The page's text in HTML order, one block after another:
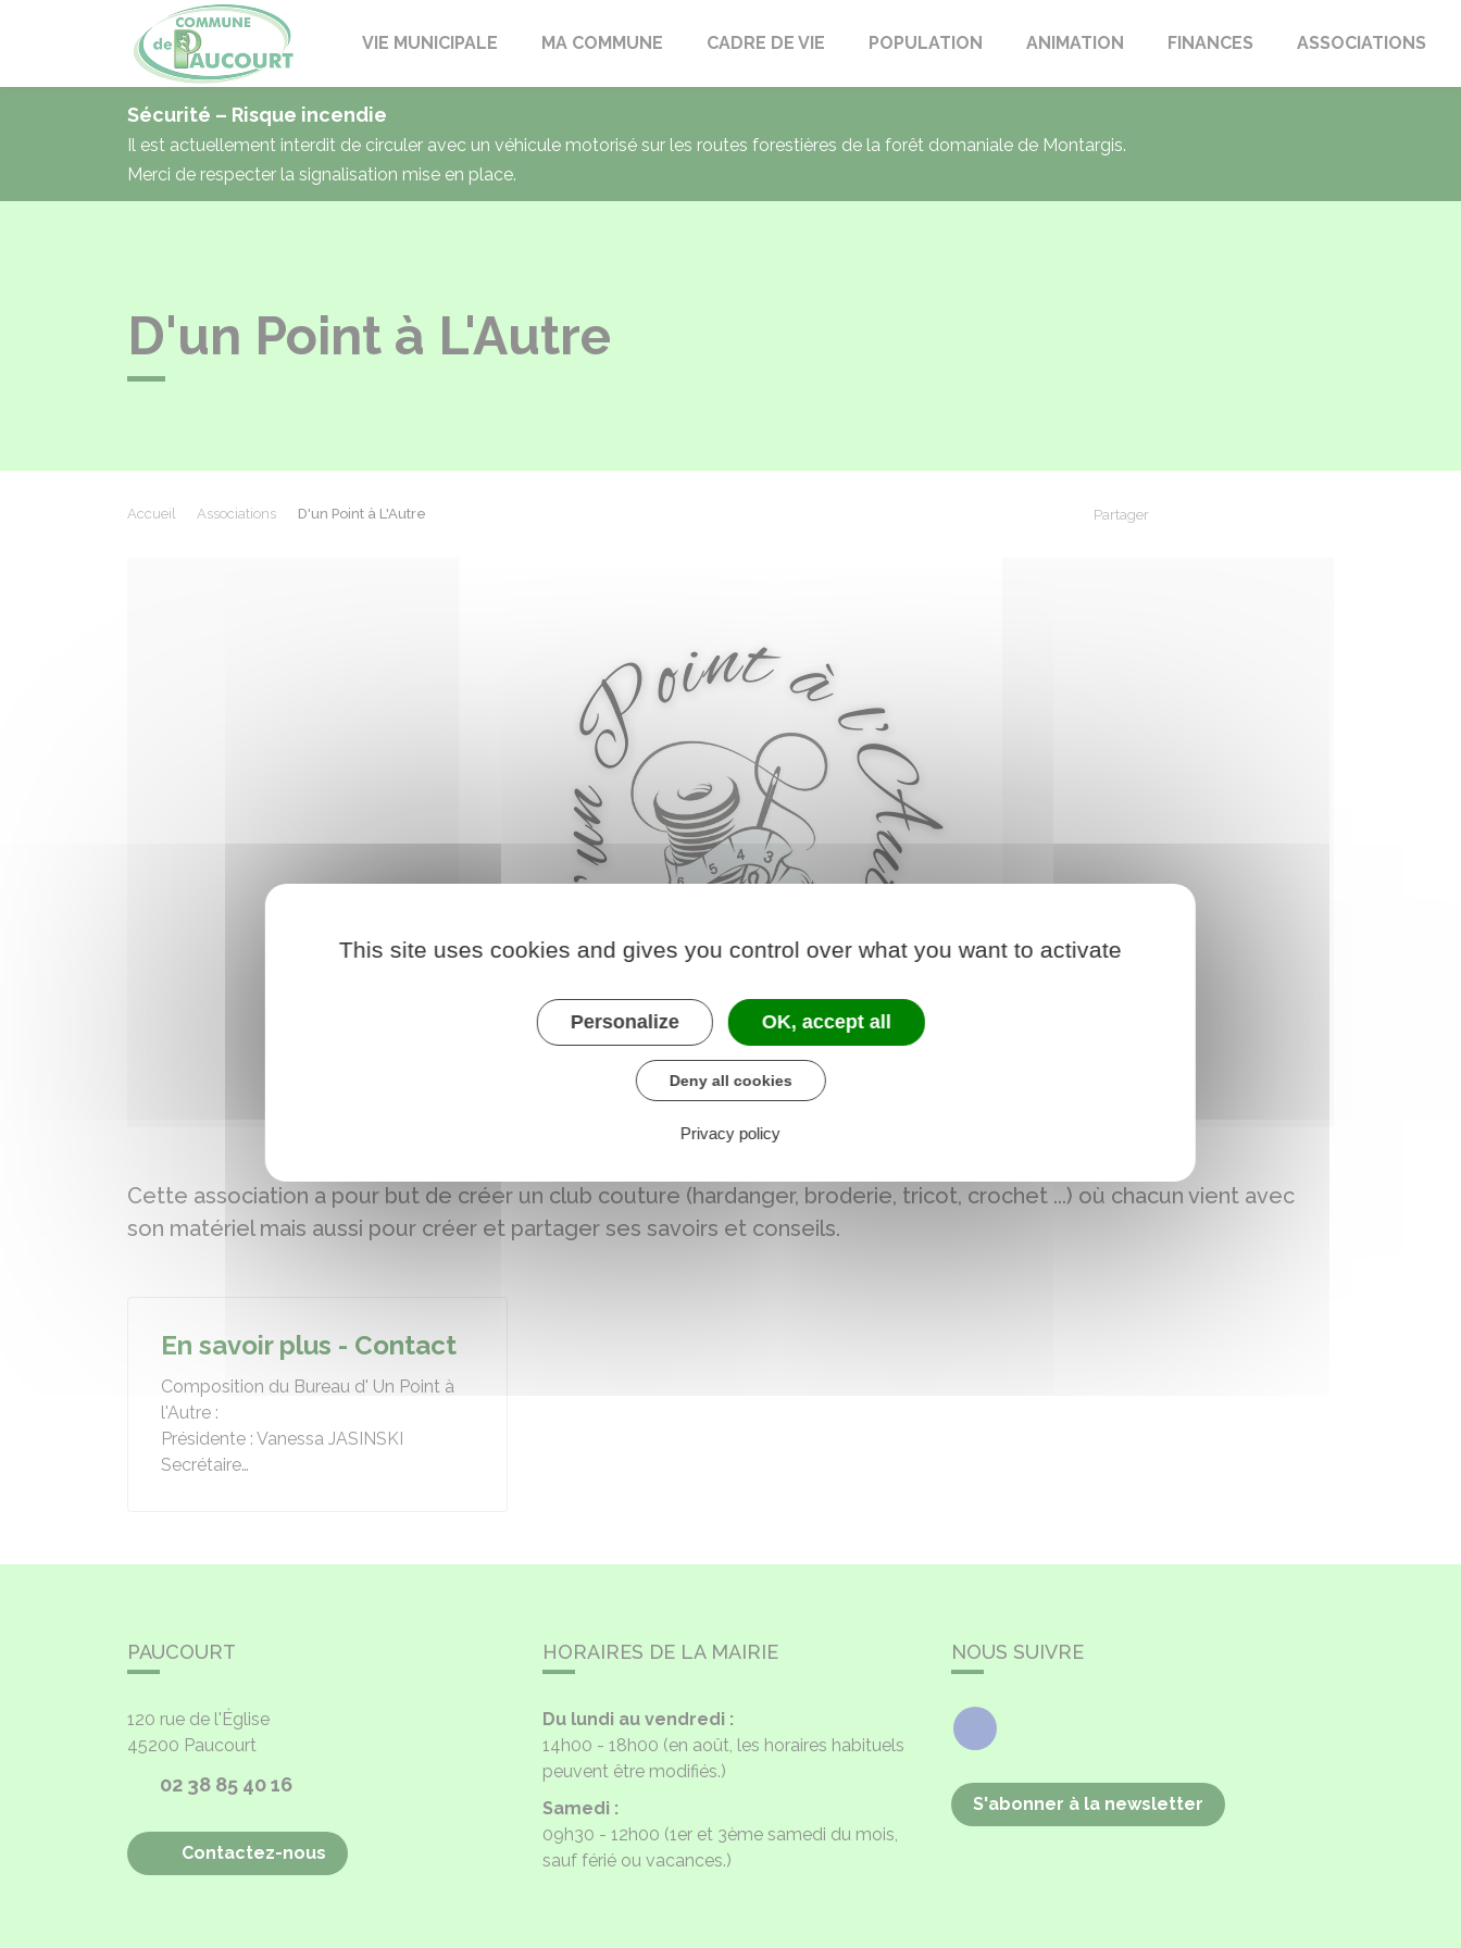
PaucourtVIE MUNICIPALE MA COMMUNE CADRE DE VIE POPULATION ANIMATION FINANCES ASSOCIATIONS
Sécurité – Risque incendie
Il est actuellement interdit de circuler avec un véhicule motorisé sur les routes forestières de la forêt domaniale de Montargis.
Merci de respecter la signalisation mise en place.
D'un Point à L'Autre
Accueil Associations D'un Point à L'Autre Partager
Cette association a pour but de créer un club couture (hardanger, broderie, tricot, crochet ...) où chacun vient avec
son matériel mais aussi pour créer et partager ses savoirs et conseils.
En savoir plus - Contact
Composition du Bureau d' Un Point à
l'Autre :
Présidente : Vanessa JASINSKI
Secrétaire…
PAUCOURT
120 rue de l'Église
45200 Paucourt
02 38 85 40 16
Contactez-nous
HORAIRES DE LA MAIRIE
Du lundi au vendredi :
14h00 - 18h00 (en août, les horaires habituels
peuvent être modifiés.)
Samedi :
09h30 - 12h00 (1er et 3ème samedi du mois,
sauf férié ou vacances.)
NOUS SUIVRE
Facebook
S'abonner à la newsletter
This site uses cookies and gives you control over what you want to activate
Personalize OK, accept all
Deny all cookies
Privacy policy